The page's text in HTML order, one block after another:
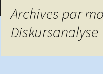
Archives par
Diskursanalyse